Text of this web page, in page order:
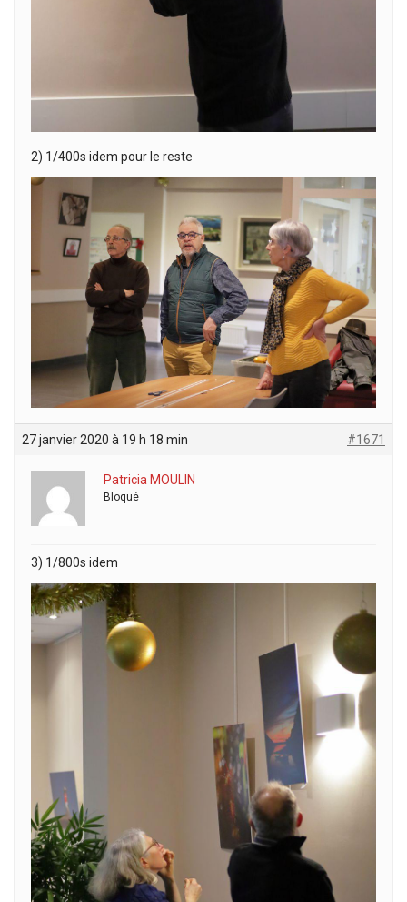
2) 1/400s idem pour le reste
27 janvier 2020 à 19 h 18 min #1671
Patricia MOULIN
Bloqué
3) 1/800s idem